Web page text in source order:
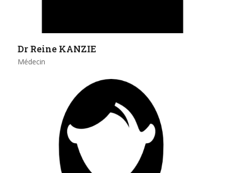
Dr Reine KANZIE
Médecin